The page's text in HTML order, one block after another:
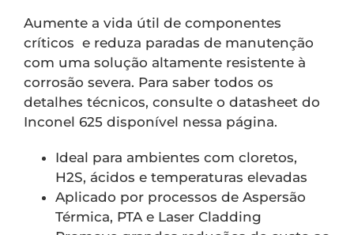
Aumente a vida útil de componentes
críticos e reduza paradas de manutenção
com uma solução altamente resistente à
corrosão severa. Para saber todos os
detalhes técnicos, consulte o datasheet do
Inconel 625 disponível nessa página.
Ideal para ambientes com cloretos,
H2S, ácidos e temperaturas elevadas
Aplicado por processos de Aspersão
Térmica, PTA e Laser Cladding